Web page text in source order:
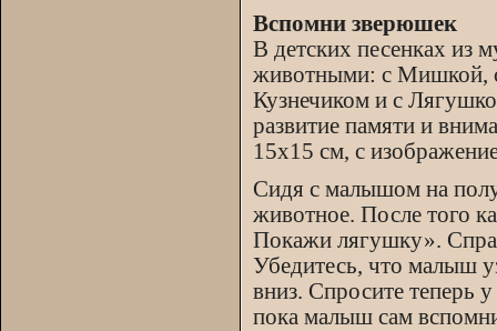
Вспомни зверюшек
В детских песенках из
животными: с Мишкой,
Кузнечиком и с
развитие памяти и
15х15 см, с
Сидя с малышом на
животное. После того
Покажи лягушку».
Убедитесь, что малыш
вниз. Спросите теперь
пока малыш сам